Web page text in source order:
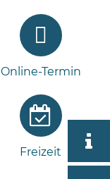
Online-Termin
Freizeit